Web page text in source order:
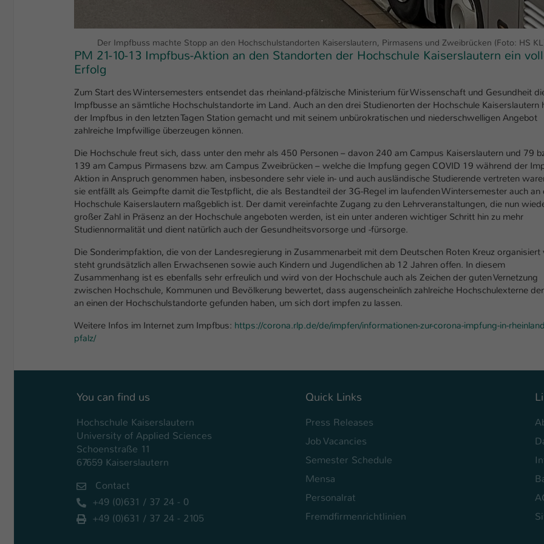
Der Impfbuss machte Stopp an den Hochschulstandorten Kaiserslautern, Pirmasens und Zweibrücken (Foto: HS
PM 21-10-13 Impfbus-Aktion an den Standorten der Hochschule Kaiserslautern ein
Erfolg
Zum Start des Wintersemesters entsendet das rheinland-pfälzische Ministerium für Wissenschaft und Gesundheit
Impfbusse an sämtliche Hochschulstandorte im Land. Auch an den drei Studienorten der Hochschule Kaiserslautern
der Impfbus in den letzten Tagen Station gemacht und mit seinem unbürokratischen und niederschwelligen Angebot
zahlreiche Impfwillige überzeugen können.
Die Hochschule freut sich, dass unter den mehr als 450 Personen – davon 240 am Campus Kaiserslautern und 79
139 am Campus Pirmasens bzw. am Campus Zweibrücken – welche die Impfung gegen COVID 19 während der
Aktion in Anspruch genommen haben, insbesondere sehr viele in- und auch ausländische Studierende vertreten
sie entfällt als Geimpfte damit die Testpflicht, die als Bestandteil der 3G-Regel im laufenden Wintersemester auch an
Hochschule Kaiserslautern maßgeblich ist. Der damit vereinfachte Zugang zu den Lehrveranstaltungen, die nun
großer Zahl in Präsenz an der Hochschule angeboten werden, ist ein unter anderen wichtiger Schritt hin zu mehr
Studiennormalität und dient natürlich auch der Gesundheitsvorsorge und -fürsorge.
Die Sonderimpfaktion, die von der Landesregierung in Zusammenarbeit mit dem Deutschen Roten Kreuz
steht grundsätzlich allen Erwachsenen sowie auch Kindern und Jugendlichen ab 12 Jahren offen. In diesem
Zusammenhang ist es ebenfalls sehr erfreulich und wird von der Hochschule auch als Zeichen der guten Vernetzung
zwischen Hochschule, Kommunen und Bevölkerung bewertet, dass augenscheinlich zahlreiche Hochschulexterne
an einen der Hochschulstandorte gefunden haben, um sich dort impfen zu lassen.
Weitere Infos im Internet zum Impfbus: https://corona.rlp.de/de/impfen/informationen-zur-corona-impfung-in-
pfalz/
You can find us
Hochschule Kaiserslautern
University of Applied Sciences
Schoenstraße 11
67659 Kaiserslautern
Contact
+49 (0)631 / 37 24 - 0
+49 (0)631 / 37 24 - 2105
Quick Links
Press Releases
Job Vacancies
Semester Schedule
Mensa
Personalrat
Fremdfirmenrichtlinien
Ihrer vorgenommen Einstellungen, falls der
Webseiten-Betreiber dies eingestellt hat.
Name fe_typo_user / PHPSESSID
Laufzeit 1 Woche
Zweck
von TYPO3. Es speichert im Fall eines Intranet-
Logins die Session-ID. So kann der eingeloggte
Benutzer wiedererkannt werden und es wird
ihm Zugang zu geschützten Bereichen gewährt.
Name be_typo_user
Anbieter TYPO3
Laufzeit 1 Tag
Dieser Cookie teilt der Webseite mit, ob ein
Rechte besitzt diese zu verwalten.